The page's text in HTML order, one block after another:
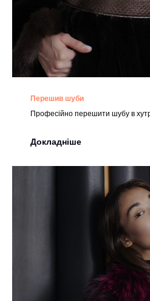
Перешив шуби
Професійно перешити шубу в
Докладніше